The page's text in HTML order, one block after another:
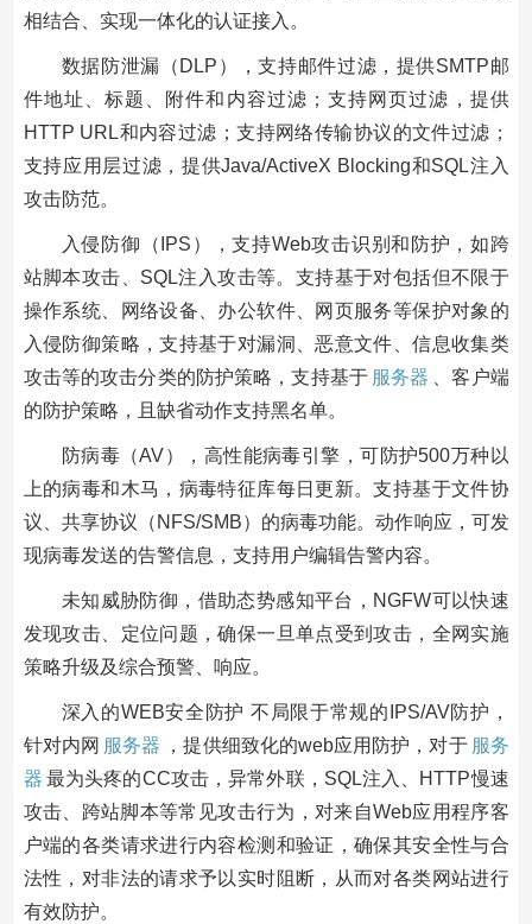
相结合、实现一体化的认证接入。
数据防泄漏（DLP），支持邮件过滤，提供SMTP邮
件地址、标题、附件和内容过滤；支持网页过滤，提供
HTTP URL和内容过滤；支持网络传输协议的文件过滤；
支持应用层过滤，提供Java/ActiveX Blocking和SQL注入
攻击防范。
入侵防御（IPS），支持Web攻击识别和防护，如跨
站脚本攻击、SQL注入攻击等。支持基于对包括但不限于
操作系统、网络设备、办公软件、网页服务等保护对象的
入侵防御策略，支持基于对漏洞、恶意文件、信息收集类
攻击等的攻击分类的防护策略，支持基于 服务器 、客户端
的防护策略，且缺省动作支持黑名单。
防病毒（AV），高性能病毒引擎，可防护500万种以
上的病毒和木马，病毒特征库每日更新。支持基于文件协
议、共享协议（NFS/SMB）的病毒功能。动作响应，可发
现病毒发送的告警信息，支持用户编辑告警内容。
未知威胁防御，借助态势感知平台，NGFW可以快速
发现攻击、定位问题，确保一旦单点受到攻击，全网实施
策略升级及综合预警、响应。
深入的WEB安全防护 不局限于常规的IPS/AV防护，
针对内网 服务器 ，提供细致化的web应用防护，对于 服务
器 最为头疼的CC攻击，异常外联，SQL注入、HTTP慢速
攻击、跨站脚本等常见攻击行为，对来自Web应用程序客
户端的各类请求进行内容检测和验证，确保其安全性与合
法性，对非法的请求予以实时阻断，从而对各类网站进行
有效防护。